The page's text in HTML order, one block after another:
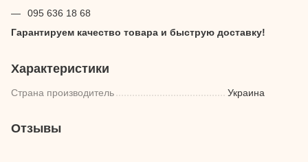
095 636 18 68
Гарантируем качество товара и быструю доставку!
Характеристики
Страна производитель Украина
Отзывы